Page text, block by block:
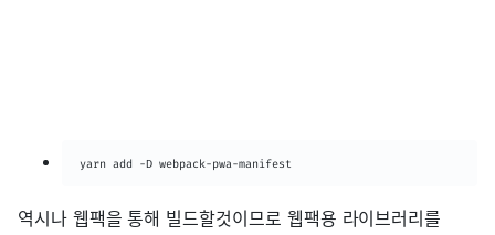
yarn add -D webpack-pwa-manifest
역시나 웹팩을 통해 빌드할것이므로 웹팩용 라이브러리를